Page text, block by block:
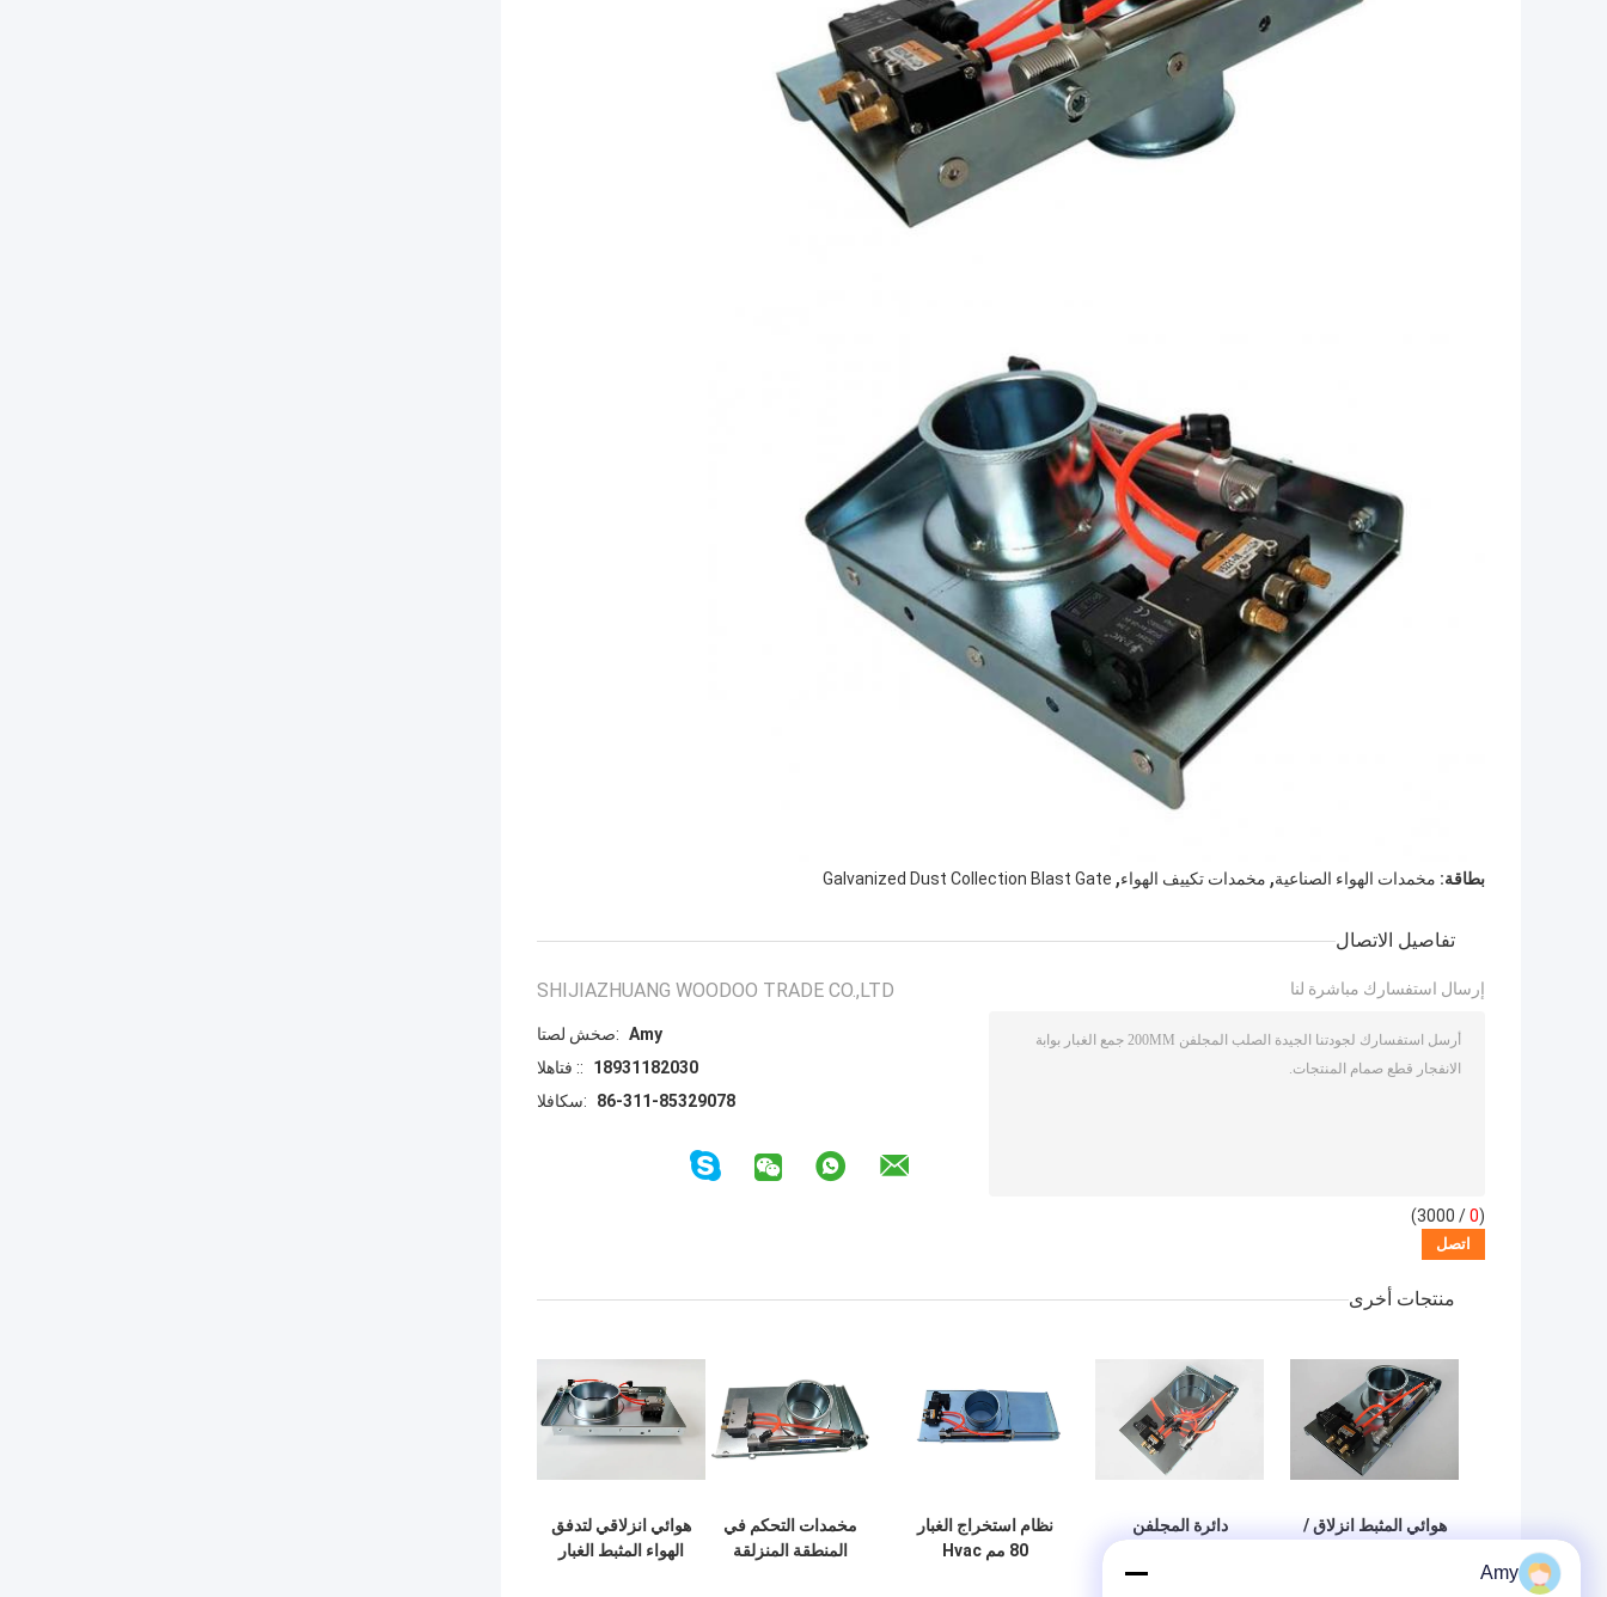
بطاقة: مخمدات الهواء الصناعية, مخمدات تكييف الهواء,
Galvanized Dust Collection Blast Gate
تفاصيل الاتصال
SHIJIAZHUANG WOODOO TRADE CO.,LTD
اتصل شخص: Amy
الهاتف ::
18931182030
الفاكس:
86-311-85329078
إرسال استفسارك مباشرة لنا
(
0
/ 3000)
منتجات أخرى
هوائي المثبط انزلاق /
دائرة المجلفن
منطقة مخمدات بوابة
نظام استخراج الغبار
80 مم Hvac
مخمدات التحكم في
المنطقة المنزلقة
هوائي انزلاقي لتدفق
الهواء المثبط الغبار
Amy